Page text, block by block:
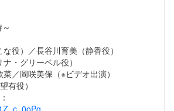
役）／長谷川育美（静香役）
・グリーベル役）
／岡咲美保（※ビデオ出演）
有役）